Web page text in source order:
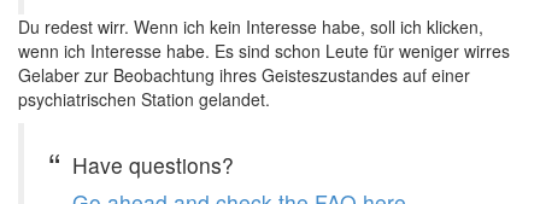
Du redest wirr. Wenn ich kein Interesse habe, soll ich klicken,
wenn ich Interesse habe. Es sind schon Leute für weniger wirres
Gelaber zur Beobachtung ihres Geisteszustandes auf einer
psychiatrischen Station gelandet.
Have questions?